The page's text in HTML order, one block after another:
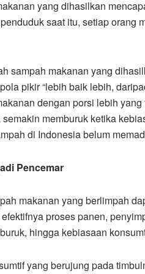
yang dihasilkan
saat itu, setiap orang
sampah makanan yang
pikir “lebih baik lebih,
dengan porsi lebih
memburuk ketika
di Indonesia belum
Pencemar
makanan yang berlimpah
proses panen,
hingga kebiasaan
yang berujung pada